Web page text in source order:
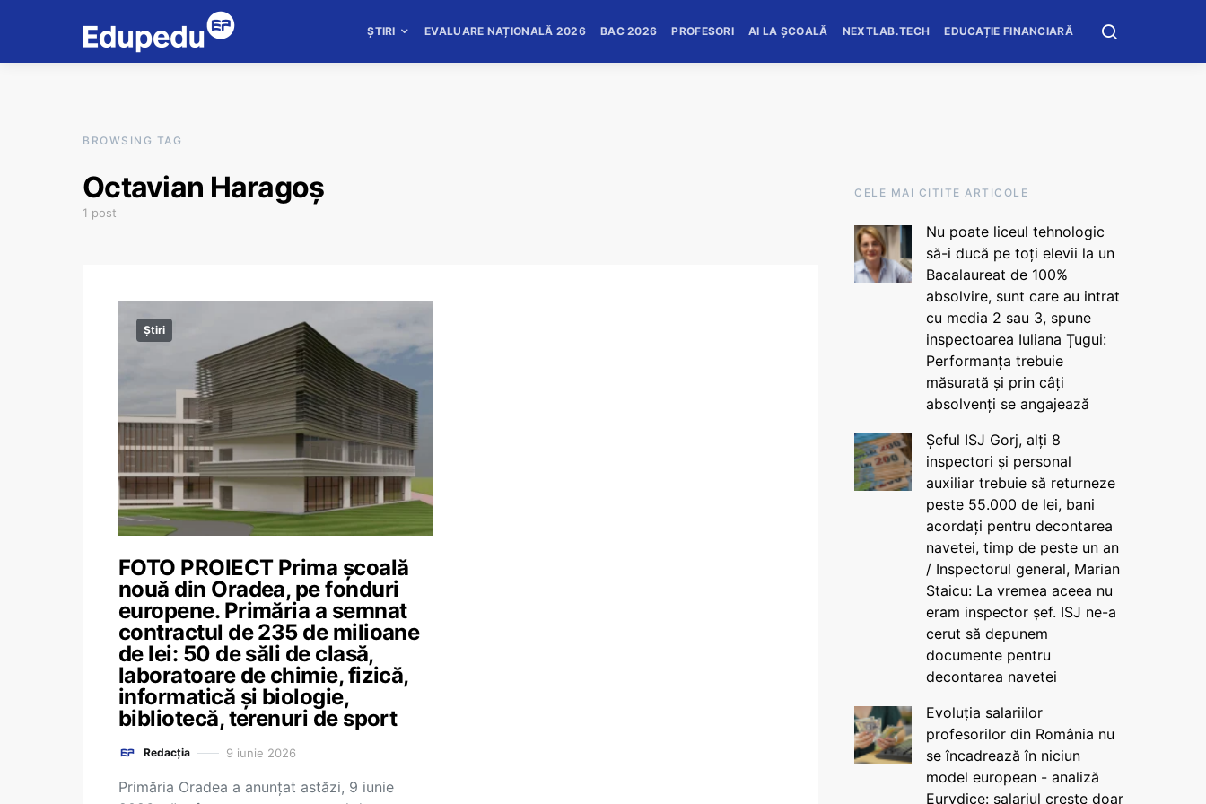
ȘTIRI EVALUARE NAȚIONALĂ 2026 BAC 2026 PROFESORI AI LA ȘCOALĂ NEXTLAB.TECH EDUCAȚIE FINANCIARĂ
BROWSING TAG
Octavian Haragoş
1 post
Știri
FOTO PROIECT Prima școală
nouă din Oradea, pe fonduri
europene. Primăria a semnat
contractul de 235 de milioane
de lei: 50 de săli de clasă,
laboratoare de chimie, fizică,
informatică și biologie,
bibliotecă, terenuri de sport
Redacția 9 iunie 2026
Primăria Oradea a anunţat astăzi, 9 iunie
CELE MAI CITITE ARTICOLE
Nu poate liceul tehnologic
să-i ducă pe toți elevii la un
Bacalaureat de 100%
absolvire, sunt care au intrat
cu media 2 sau 3, spune
inspectoarea Iuliana Țugui:
Performanța trebuie
măsurată și prin câți
absolvenți se angajează
Șeful ISJ Gorj, alți 8
inspectori și personal
auxiliar trebuie să returneze
peste 55.000 de lei, bani
acordați pentru decontarea
navetei, timp de peste un an
/ Inspectorul general, Marian
Staicu: La vremea aceea nu
eram inspector șef. ISJ ne-a
cerut să depunem
documente pentru
decontarea navetei
Evoluția salariilor
profesorilor din România nu
se încadrează în niciun
model european - analiză
Eurydice: salariul crește doar